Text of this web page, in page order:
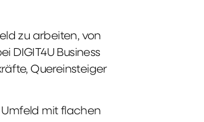
zu arbeiten, von
DIGIT4U Business
Quereinsteiger
mit flachen